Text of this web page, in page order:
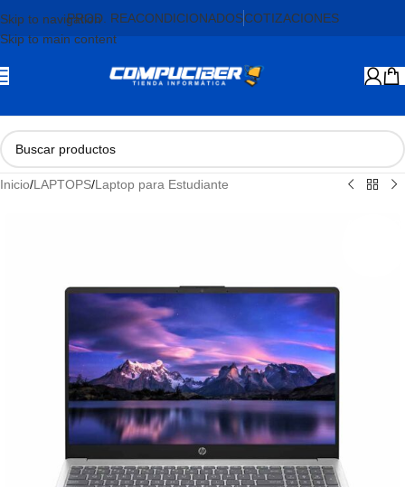
Skip to navigation
Skip to main content
PROD. REACONDICIONADOSCOTIZACIONES
Inicio/LAPTOPS/Laptop para Estudiante